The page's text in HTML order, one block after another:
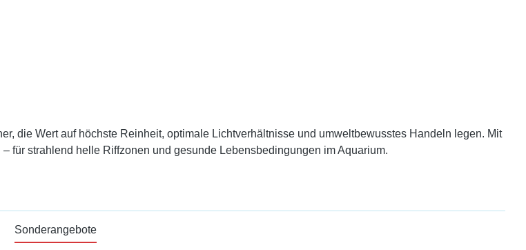
die Wert auf höchste Reinheit, optimale Lichtverhältnisse und umweltbewusstes Handeln legen. Mit
für strahlend helle Riffzonen und gesunde Lebensbedingungen im Aquarium.
Sonderangebote